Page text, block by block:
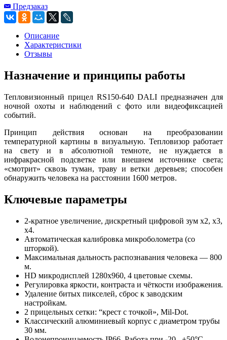
Предзаказ
Описание
Характеристики
Отзывы
Назначение и принципы работы
Тепловизионный прицел RS150-640 DALI предназначен для
ночной охоты и наблюдений с фото или видеофиксацией
событий.
Принцип действия основан на преобразовании
температурной картины в визуальную. Тепловизор работает
на свету и в абсолютной темноте, не нуждается в
инфракрасной подсветке или внешнем источнике света;
«смотрит» сквозь туман, траву и ветки деревьев; способен
обнаружить человека на расстоянии 1600 метров.
Ключевые параметры
2-кратное увеличение, дискретный цифровой зум x2, x3,
x4.
Автоматическая калибровка микроболометра (со
шторкой).
Максимальная дальность распознавания человека — 800
м.
HD микродисплей 1280x960, 4 цветовые схемы.
Регулировка яркости, контраста и чёткости изображения.
Удаление битых пикселей, сброс к заводским
настройкам.
2 прицельных сетки: “крест с точкой», Mil-Dot.
Классический алюминиевый корпус с диаметром трубы
30 мм.